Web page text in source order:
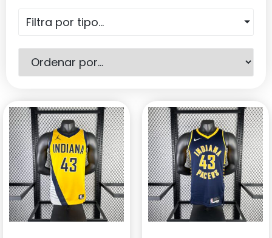
Filtra por tipo...